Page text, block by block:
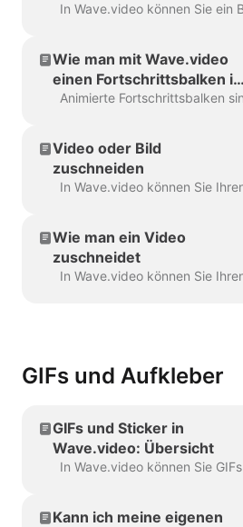
Wie man mit Wave.video
einen Fortschrittsbalken in
sein Video einfügt
Video oder Bild
zuschneiden
Wie man ein Video
zuschneidet
GIFs und Aufkleber
GIFs und Sticker in
Wave.video: Übersicht
Kann ich meine eigenen